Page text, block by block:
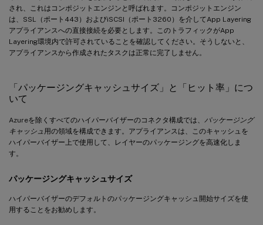
され、これはコンポジットエンジンと呼ばれます。コンポジットエンジン
は、SSL（ポート443）およびiSCSI（ポート3260）を介してApp Layering
アプライアンスへの直接接続を必要とします。このトラフィックがApp
Layering環境内で許可されていることを確認してください。そうしないと、
アプライアンスから作成されたタスクは正常に完了しません。
「パッケージングキャッシュサイズ」と「ヒット率」につ
いて
Azureを除くすべてのハイパーバイザーのコネクタ構成では、 パッケージング
キャッシュ 用の領域を構成できます。アプライアンスは、このキャッシュを
ハイパーバイザー上で使用して、レイヤーのパッケージングを高速化しま
す。
パッケージングキャッシュサイズ
ハイパーバイザーのデフォルトのパッケージングキャッシュ開始サイズを使
用することをお勧めします。